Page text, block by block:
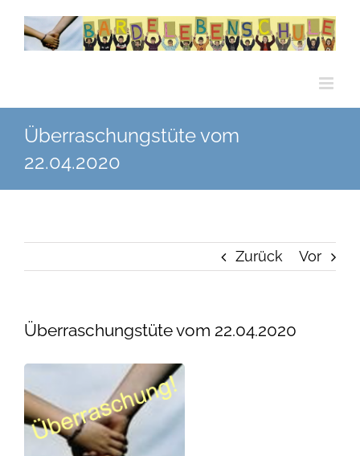
Zum
Inhalt
Überraschungstüte vom
22.04.2020
Zurück Vor
Überraschungstüte vom 22.04.2020